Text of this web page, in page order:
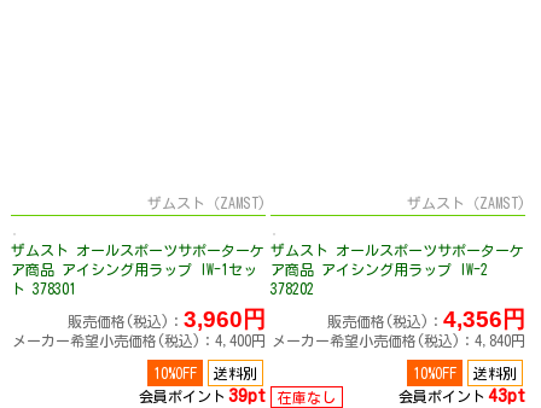
ザムスト（ZAMST)
ザムスト オールスポーツサポーターケ
ア商品 アイシング用ラップ IW-1セッ
ト 378301
販売価格(税込)： 3,960円
メーカー希望小売価格(税込)：4,400円
10%OFF
送料別
会員ポイント 39pt
ザムスト（ZAMST)
ザムスト オールスポーツサポーターケ
ア商品 アイシング用ラップ IW-2
378202
販売価格(税込)： 4,356円
メーカー希望小売価格(税込)：4,840円
10%OFF
送料別
在庫なし
会員ポイント 43pt